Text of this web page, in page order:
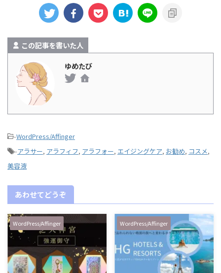
この記事を書いた人
ゆめたび
-WordPress/Affinger
-アラサー, アラフィフ, アラフォー, エイジングケア, お勧め, コスメ,
美容液
あわせてどうぞ
WordPress/Affinger WordPress/Affinger